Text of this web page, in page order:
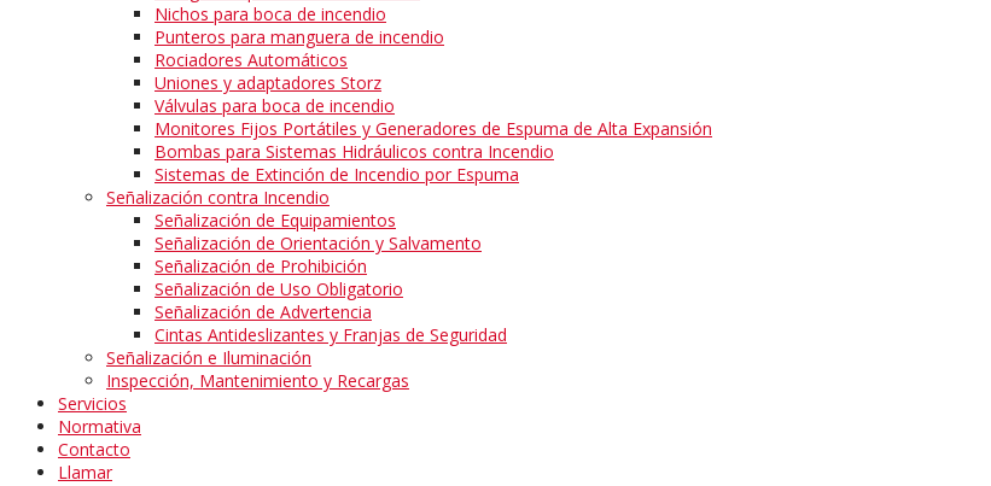
Nichos para boca de incendio
Punteros para manguera de incendio
Rociadores Automáticos
Uniones y adaptadores Storz
Válvulas para boca de incendio
Monitores Fijos Portátiles y Generadores de Espuma de Alta Expansión
Bombas para Sistemas Hidráulicos contra Incendio
Sistemas de Extinción de Incendio por Espuma
Señalización contra Incendio
Señalización de Equipamientos
Señalización de Orientación y Salvamento
Señalización de Prohibición
Señalización de Uso Obligatorio
Señalización de Advertencia
Cintas Antideslizantes y Franjas de Seguridad
Señalización e Iluminación
Inspección, Mantenimiento y Recargas
Servicios
Normativa
Contacto
Llamar